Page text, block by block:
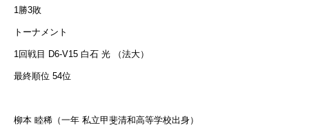
1勝3敗
トーナメント
1回戦目 D6-V15 白石 光 （法大）
最終順位 54位
柳本 睦稀（一年 私立甲斐清和高等学校出身）